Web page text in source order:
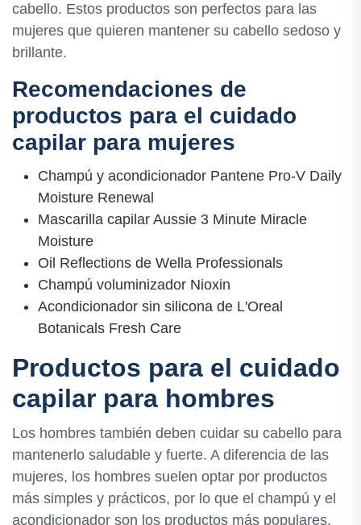
cabello. Estos productos son perfectos para las
mujeres que quieren mantener su cabello sedoso y
brillante.
Recomendaciones de
productos para el cuidado
capilar para mujeres
Champú y acondicionador Pantene Pro-V Daily
Moisture Renewal
Mascarilla capilar Aussie 3 Minute Miracle
Moisture
Oil Reflections de Wella Professionals
Champú voluminizador Nioxin
Acondicionador sin silicona de L'Oreal
Botanicals Fresh Care
Productos para el cuidado
capilar para hombres
Los hombres también deben cuidar su cabello para
mantenerlo saludable y fuerte. A diferencia de las
mujeres, los hombres suelen optar por productos
más simples y prácticos, por lo que el champú y el
acondicionador son los productos más populares.